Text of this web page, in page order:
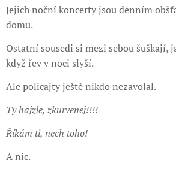
Jejich noční koncerty jsou denním
domu.
Ostatní sousedi si mezi sebou šuškají,
když řev v noci slyší.
Ale policajty ještě nikdo nezavolal.
Ty hajzle, zkurvenej!!!!
Říkám ti, nech toho!
A nic.